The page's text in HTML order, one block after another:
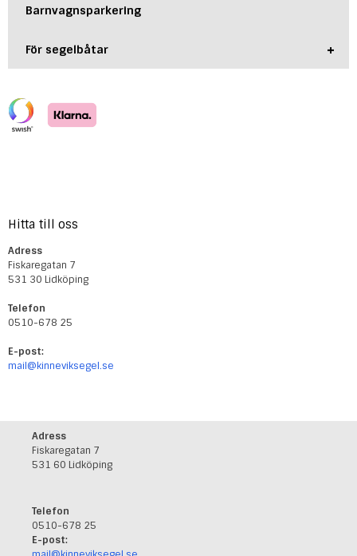
Barnvagnsparkering
+
För segelbåtar
Hitta till oss
Adress
Fiskaregatan 7
531 30 Lidköping
Telefon
0510-678 25
E-post:
mail@kinneviksegel.se
Adress
Fiskaregatan 7
531 60 Lidköping
Telefon
0510-678 25
E-post: